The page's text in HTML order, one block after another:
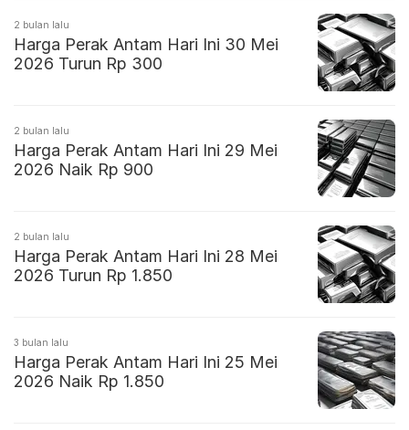
2 bulan lalu
Harga Perak Antam Hari Ini 30 Mei
2026 Turun Rp 300
2 bulan lalu
Harga Perak Antam Hari Ini 29 Mei
2026 Naik Rp 900
2 bulan lalu
Harga Perak Antam Hari Ini 28 Mei
2026 Turun Rp 1.850
3 bulan lalu
Harga Perak Antam Hari Ini 25 Mei
2026 Naik Rp 1.850